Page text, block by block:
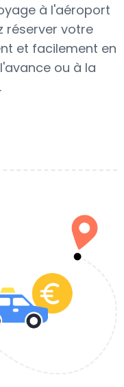
à l'aéroport
réserver votre
et facilement en
ou à la